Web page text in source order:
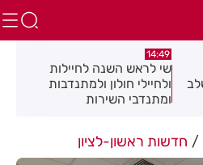
14:08
מאחורי המגדלים: מומחי
הנדל"ן חושפים את הסודות
חדשות ראשון-לציון